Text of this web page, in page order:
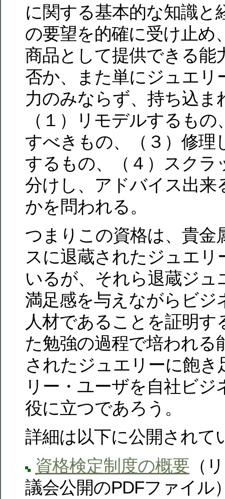
に関する基本的な知識と
の要望を的確に受け止め
商品として提供できる能
否か、また単にジュエリ
力のみならず、持ち込ま
（１）リモデルするも
すべきもの、（３）修理
するもの、（４）スクラ
分けし、アドバイス出来
かを問われる。
つまりこの資格は、貴金
スに退蔵されたジュエリ
いるが、それら退蔵ジュ
満足感を与えながらビジ
人材であることを証明
た勉強の過程で培われる
されたジュエリーに飽き
リー・ユーザを自社ビジ
役に立つであろう。
詳細は以下に公開されて
資格検定制度の概要 （
議会公開のPDFファイル